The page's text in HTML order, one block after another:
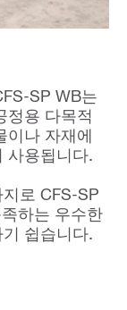
SP WB는
정용 다목적
이나 자재에
용됩니다.
로 CFS-SP
하는 우수한
쉽습니다.